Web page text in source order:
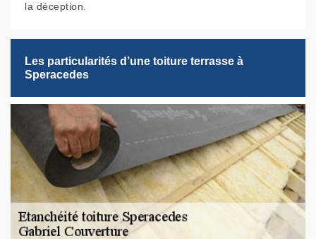
la déception.
Les particularités d’une toiture terrasse à
Speracedes